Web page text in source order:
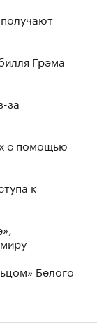
Грэма
за
с помощью
к
Белого